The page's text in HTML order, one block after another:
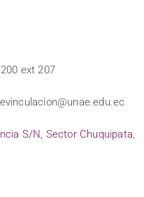
ext 207
S/N, Sector Chuquipata,